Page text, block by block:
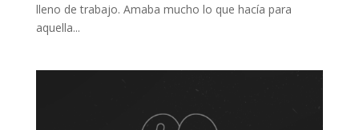
lleno de trabajo. Amaba mucho lo que hacía para
aquella...